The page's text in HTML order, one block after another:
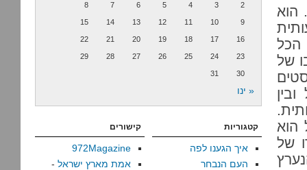
הוא
של
הוא
של
2
3
4
5
6
7
8
9
10
11
12
13
14
15
16
17
18
19
20
21
22
23
24
25
26
27
28
29
30
31
« ינו
קטגוריות
איך הגענו לפה
העם הנבחר
קישורים
972Magazine
אמת מארץ ישראל -